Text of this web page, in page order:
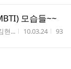
모습들~~
성자
현... 작성시간
10.03.24 조회수
93